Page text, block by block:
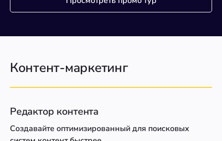
Контент-маркетинг
Редактор контента
Создавайте оптимизированный для поисковых